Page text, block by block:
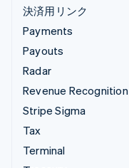
決済用リンク
Payments
Payouts
Radar
Revenue Recognition
Stripe Sigma
Tax
Terminal